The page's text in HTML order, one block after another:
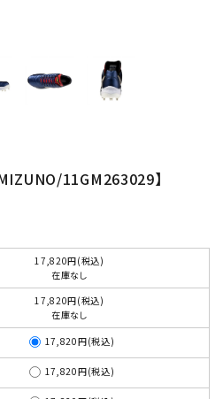
11GM263029】
17,820円(税込)
在庫なし
17,820円(税込)
在庫なし
17,820円(税込)
17,820円(税込)